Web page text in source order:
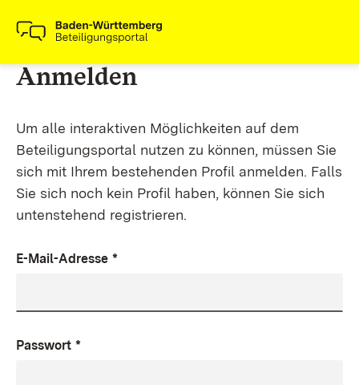
Anmelden
Um alle interaktiven Möglichkeiten auf dem
Beteiligungsportal nutzen zu können, müssen Sie
sich mit Ihrem bestehenden Profil anmelden. Falls
Sie sich noch kein Profil haben, können Sie sich
untenstehend registrieren.
E-Mail-Adresse *
Passwort *